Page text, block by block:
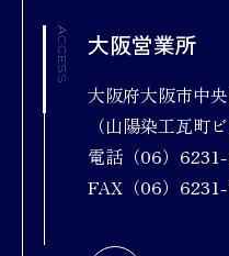
ACCESS 大阪営業所
大阪府大阪市中
（山陽染工瓦町
電話（06）6231-
FAX（06）